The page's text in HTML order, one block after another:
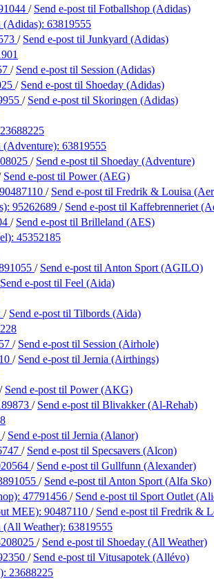
/ Send e-post til Fotballshop (Adidas)
(Adidas): 63819555
/ Send e-post til Junkyard (Adidas)
/ Send e-post til Session (Adidas)
/ Send e-post til Shoeday (Adidas)
/ Send e-post til Skoringen (Adidas)
23688225
(Adventure): 63819555
/ Send e-post til Shoeday (Adventure)
Send e-post til Power (AEG)
90487110 / Send e-post til Fredrik & Louisa
95262689 / Send e-post til Kaffebrenneriet
/ Send e-post til Brilleland (AES)
45352185
/ Send e-post til Anton Sport (AGILO)
Send e-post til Feel (Aida)
/ Send e-post til Tilbords (Aida)
/ Send e-post til Session (Airhole)
/ Send e-post til Jernia (Airthings)
/ Send e-post til Power (AKG)
/ Send e-post til Blivakker (Al-Rehab)
/ Send e-post til Jernia (Alanor)
/ Send e-post til Specsavers (Alcon)
/ Send e-post til Gullfunn (Alexander)
/ Send e-post til Anton Sport (Alfa Sko)
47791456 / Send e-post til Sport Outlet
MEE): 90487110 / Send e-post til Fredrik &
(All Weather): 63819555
/ Send e-post til Shoeday (All Weather)
/ Send e-post til Vitusapotek (Allévo)
23688225